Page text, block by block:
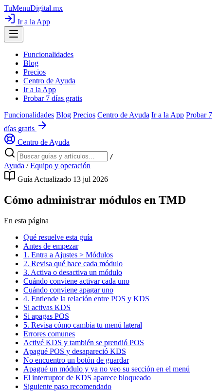
TuMenuDigital.mx
Ir a la App
Funcionalidades
Blog
Precios
Centro de Ayuda
Ir a la App
Probar 7 días gratis
Funcionalidades Blog Precios Centro de Ayuda Ir a la App Probar 7
días gratis
Centro de Ayuda
/
Ayuda / Equipo y operación
Guía Actualizado 13 jul 2026
Cómo administrar módulos en TMD
En esta página
Qué resuelve esta guía
Antes de empezar
1. Entra a Ajustes > Módulos
2. Revisa qué hace cada módulo
3. Activa o desactiva un módulo
Cuándo conviene activar cada uno
Cuándo conviene apagar uno
4. Entiende la relación entre POS y KDS
Si activas KDS
Si apagas POS
5. Revisa cómo cambia tu menú lateral
Errores comunes
Activé KDS y también se prendió POS
Apagué POS y desapareció KDS
No encuentro un botón de guardar
Apagué un módulo y ya no veo su sección en el menú
El interruptor de KDS aparece bloqueado
Siguiente paso recomendado